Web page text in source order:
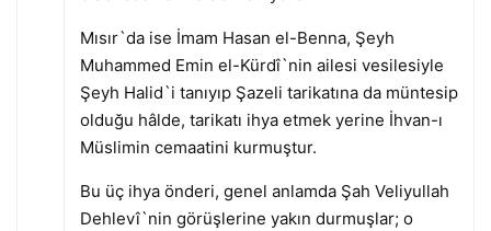
Mısır`da ise İmam Hasan el-Benna, Şeyh
Muhammed Emin el-Kürdî`nin ailesi vesilesiyle
Şeyh Halid`i tanıyıp Şazeli tarikatına da müntesip
olduğu hâlde, tarikatı ihya etmek yerine İhvan-ı
Müslimin cemaatini kurmuştur.
Bu üç ihya önderi, genel anlamda Şah Veliyullah
Dehlevî`nin görüşlerine yakın durmuşlar; o